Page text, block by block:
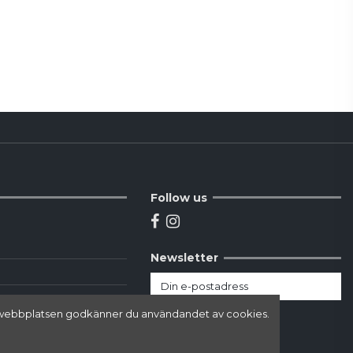
Follow us
Newsletter
godkänner du användandet av cookies.